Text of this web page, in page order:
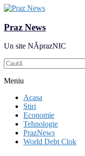
Praz News
Un site NĂprazNIC
Meniu
Acasa
Ştiri
Economie
Tehnologie
PrazNews
World Debt Clok